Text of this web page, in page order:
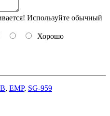
Используйте обычный
Хорошо
, ЕМР, SG-959